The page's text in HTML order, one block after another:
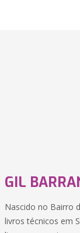
GIL
Nascido no Bairro
livros técnicos em